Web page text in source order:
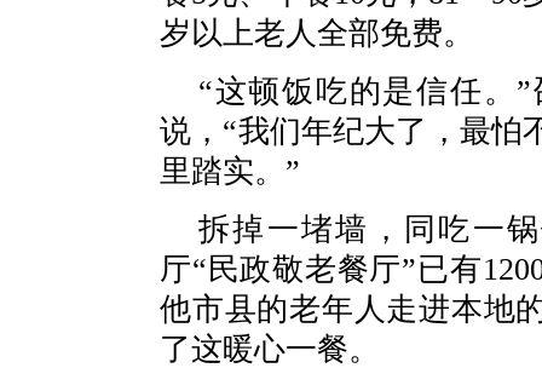
岁以上老人全部免费。
“这顿饭吃的是信任。
说，“我们年纪大了，最怕
里踏实。”
拆掉一堵墙，同吃一
厅“民政敬老餐厅”已有
他市县的老年人走进本地
了这暖心一餐。